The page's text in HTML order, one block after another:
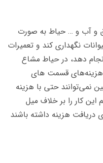
و آب و … حیاط به صورت
نگهداری کند و تعمیرات
دهد، در حیاط مشاع
هزینه‌های قسمت های
نمی‌توانند حتی با هزینه
کار را بر خلاف میل
دریافت هزینه داشته باشند